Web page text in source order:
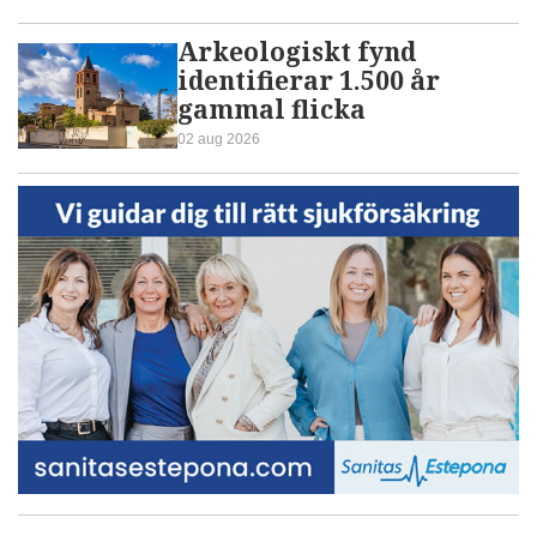
Arkeologiskt fynd
identifierar 1.500 år
gammal flicka
02 aug 2026